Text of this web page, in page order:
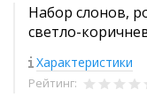
Набор слонов,
светло-
Характеристики
Рейтинг: